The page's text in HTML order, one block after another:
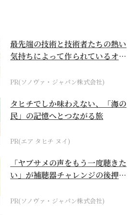
最先端の技術と技術者たちの熱い
気持ちによって作られているオー
PR(ソノヴァ・ジャパン株式会社)
タヒチでしか味わえない、「海の
民」の記憶へとつながる旅
PR(エア タヒチ ヌイ)
「ヤブサメの声をもう一度聴きた
い」が補聴器チャレンジの後押し
PR(ソノヴァ・ジャパン株式会社)